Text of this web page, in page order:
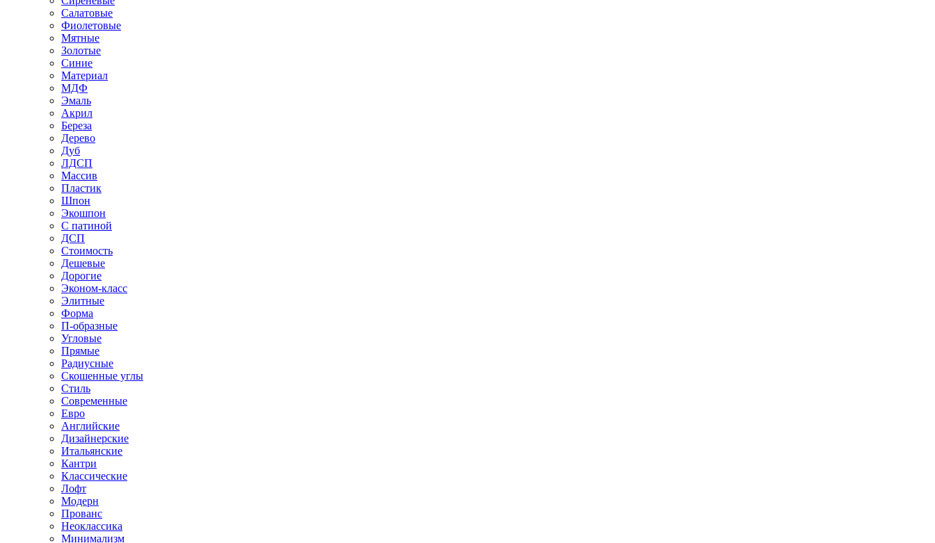
Салатовые
Фиолетовые
Мятные
Золотые
Синие
Материал
МДФ
Эмаль
Акрил
Береза
Дерево
Дуб
ЛДСП
Массив
Пластик
Шпон
Экошпон
С патиной
ДСП
Стоимость
Дешевые
Дорогие
Эконом-класс
Элитные
Форма
П-образные
Угловые
Прямые
Радиусные
Скошенные углы
Стиль
Современные
Евро
Английские
Дизайнерские
Итальянские
Кантри
Классические
Лофт
Модерн
Прованс
Неоклассика
Минимализм